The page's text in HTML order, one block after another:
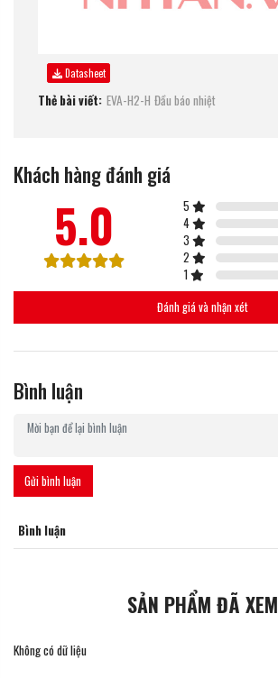
Datasheet
Thẻ bài viết: EVA-H2-H Đầu báo nhiệt
Khách hàng đánh giá
5.0 5
4
3
2
1
Đánh giá và nhận xét
Bình luận
Gửi bình luận
Bình luận
SẢN PHẨM ĐÃ XEM
Không có dữ liệu